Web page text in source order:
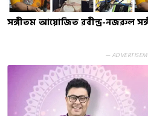
সঙ্গীতম আয়োজিত রবীন্দ্র-নজরুল
—